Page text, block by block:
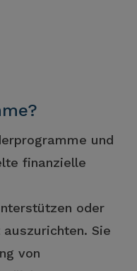
und
finanzielle
oder
Sie
von